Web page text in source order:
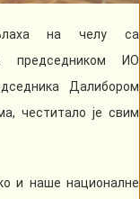
Влаха на челу са
председником ИО
Далибором
честитало је свим
и наше националне